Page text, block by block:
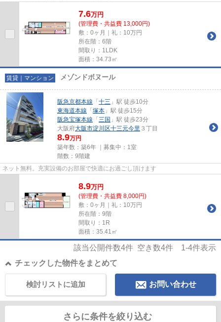
7.6万円
(管理費・共益費 13,000円)
敷：0ヶ月｜礼：10万円
所在階：6階
間取り：1LDK
面積：34.73㎡
賃貸｜マンション メゾンドボヌール
阪急京都本線 「 十三 」駅 徒歩10分
東海道本線 「 塚本 」駅 徒歩15分
阪急宝塚本線 「 三国 」駅 徒歩23分
大阪府大阪市淀川区十三元今里 ３丁目
8.9万円
築年数：築6年 ｜募集中： 1室
階数：9階建
ネット無料。充実設備のお部屋で快適にお過ごし頂けます
8.9万円
(管理費・共益費 8,000円)
敷：0ヶ月｜礼：10万円
所在階：9階
間取り：1R
面積：35.41㎡
該当公開件数4件 空き数4件 1-4件表示
チェックした物件をまとめて
お問い合わせ
検討リストに追加
さらに条件を絞り込む